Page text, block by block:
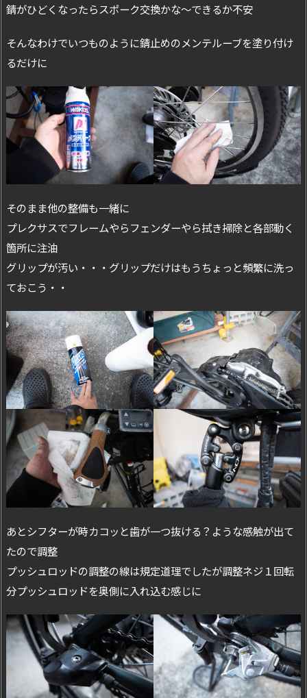
錆がひどくなったらスポーク交換かな～できるか不安
そんなわけでいつものように錆止めのメンテルーブを塗り付け
るだけに
そのまま他の整備も一緒に
プレクサスでフレームやらフェンダーやら拭き掃除と各部動く
箇所に注油
グリップが汚い・・・グリップだけはもうちょっと頻繁に洗っ
ておこう・・
あとシフターが時カコッと歯が一つ抜ける？ような感触が出て
たので調整
プッシュロッドの調整の線は規定道理でしたが調整ネジ１回転
分プッシュロッドを奥側に入れ込む感じに